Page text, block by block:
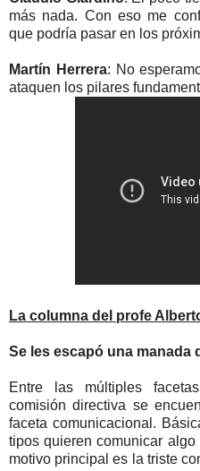
más nada. Con eso me
que podría pasar en los
Martín Herrera: No
ataquen los pilares
La columna del profe
Se les escapó una manada
Entre las múltiples
comisión directiva se
faceta comunicacional.
tipos quieren comunicar
motivo principal es la triste